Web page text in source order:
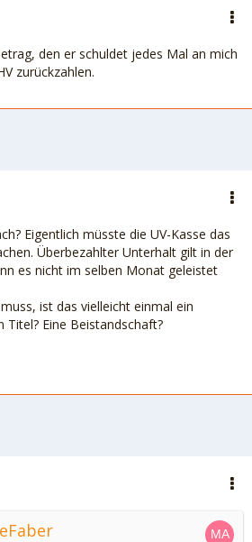
den er schuldet jedes Mal an mich
zurückzahlen.
Eigentlich müsste die UV-Kasse das
Überbezahlter Unterhalt gilt in der
es nicht im selben Monat geleistet
ist das vielleicht einmal ein
Titel? Eine Beistandschaft?